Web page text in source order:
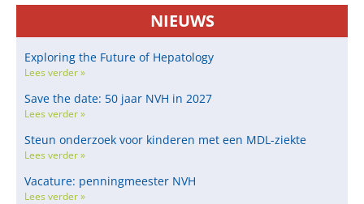
NIEUWS
Exploring the Future of Hepatology
Lees verder »
Save the date: 50 jaar NVH in 2027
Lees verder »
Steun onderzoek voor kinderen met een MDL-ziekte
Lees verder »
Vacature: penningmeester NVH
Lees verder »